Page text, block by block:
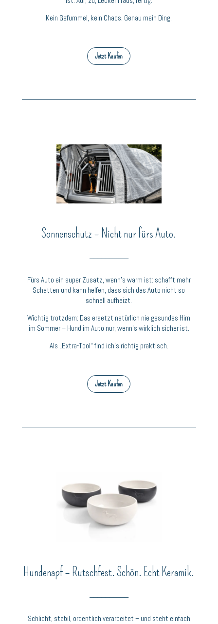
Kein Gefummel, kein Chaos. Genau mein Ding.
Jetzt Kaufen
Sonnenschutz – Nicht nur fürs Auto.
Fürs Auto ein super Zusatz, wenn’s warm ist: schafft mehr
Schatten und kann helfen, dass sich das Auto nicht so
schnell aufheizt.
Wichtig trotzdem: Das ersetzt natürlich nie gesundes Hirn
im Sommer – Hund im Auto nur, wenn’s wirklich sicher ist.
Als „Extra-Tool“ find ich’s richtig praktisch.
Jetzt Kaufen
Hundenapf – Rutschfest. Schön. Echt Keramik.
Schlicht, stabil, ordentlich verarbeitet – und steht einfach